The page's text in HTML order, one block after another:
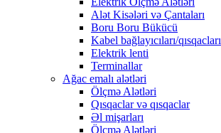
Alət Kisələri və Çantaları
Boru Boru Bükücü
Kabel bağlayıcıları/qısqacları
Elektrik lenti
Terminallar
Ağac emalı alətləri
Ölçmə Alətləri
Qısqaclar və qısqaclar
Əl mişarları
Ölçmə Alətləri